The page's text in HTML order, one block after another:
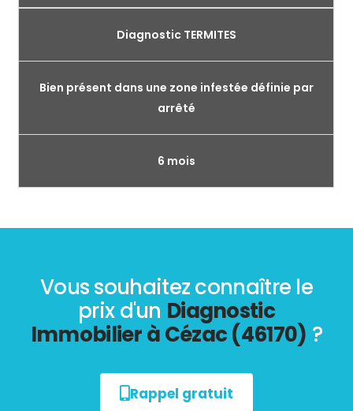
Diagnostic TERMITES
Bien présent dans une zone infestée définie par
arrêté
6 mois
Vous souhaitez connaître le
prix d'un Diagnostic
Immobilier à Cézac (46170) ?
Rappel gratuit